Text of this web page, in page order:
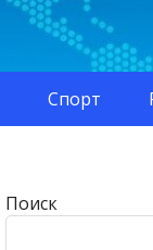
Спорт
Поиск